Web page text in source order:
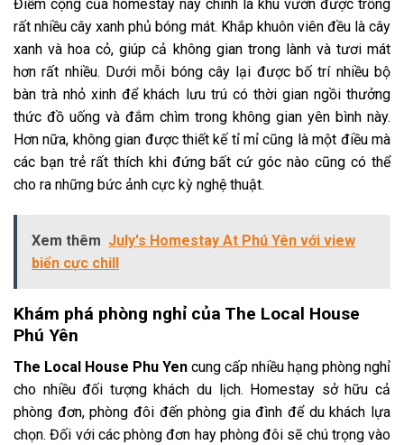
Điểm cộng của homestay này chính là khu vườn được trồng
rất nhiều cây xanh phủ bóng mát. Khắp khuôn viên đều là cây
xanh và hoa cỏ, giúp cả không gian trong lành và tươi mát
hơn rất nhiều. Dưới mỗi bóng cây lại được bố trí nhiều bộ
bàn trà nhỏ xinh để khách lưu trú có thời gian ngồi thưởng
thức đồ uống và đắm chìm trong không gian yên bình này.
Hơn nữa, không gian được thiết kế tỉ mỉ cũng là một điều mà
các bạn trẻ rất thích khi đứng bất cứ góc nào cũng có thể
cho ra những bức ảnh cực kỳ nghệ thuật.
Xem thêm July's Homestay At Phú Yên với view
biển cực chill
Khám phá phòng nghỉ của The Local House
Phú Yên
The Local House Phu Yen cung cấp nhiều hạng phòng nghỉ
cho nhiều đối tượng khách du lịch. Homestay sở hữu cả
phòng đơn, phòng đôi đến phòng gia đình để du khách lựa
chọn. Đối với các phòng đơn hay phòng đôi sẽ chú trọng vào